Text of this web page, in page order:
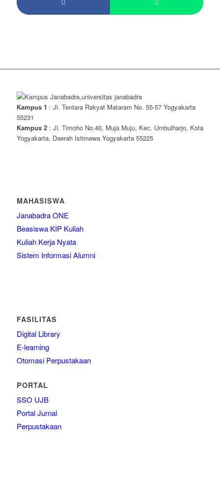
Kampus 1 : Jl. Tentara Rakyat Mataram No. 55-57 Yogyakarta
55231
Kampus 2: Jl. Timoho No.40, Muja Muju, Kec. Umbulharjo, Kota
Yogyakarta, Daerah Istimewa Yogyakarta 55225
MAHASISWA
Janabadra ONE
Beasiswa KIP Kuliah
Kuliah Kerja Nyata
Sistem Informasi Alumni
FASILITAS
Digital Library
E-learning
Otomasi Perpustakaan
PORTAL
SSO UJB
Portal Jurnal
Perpustakaan